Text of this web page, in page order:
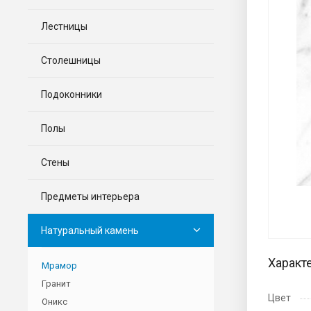
Цвет
Лестницы
Столешницы
Подоконники
Полы
Стены
Предметы интерьера
Натуральный камень
Мрамор
Гранит
Оникс